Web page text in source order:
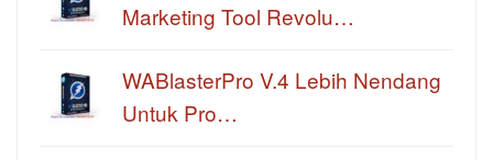
Marketing Tool Revolu…
WABlasterPro V.4 Lebih Nendang
Untuk Pro…